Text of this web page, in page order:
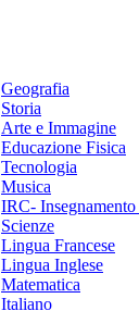
Geografia
Storia
Arte e Immagine
Educazione Fisica
Tecnologia
Musica
IRC-
Scienze
Lingua Francese
Lingua Inglese
Matematica
Italiano